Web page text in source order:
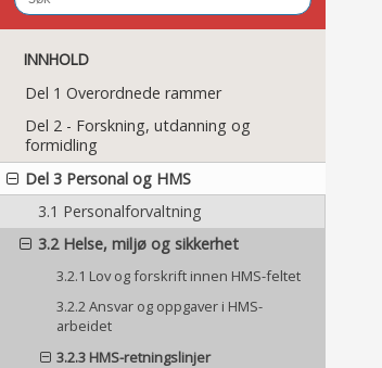
INNHOLD
Del 1 Overordnede rammer
Del 2 - Forskning, utdanning og
formidling
Del 3 Personal og HMS
3.1 Personalforvaltning
3.2 Helse, miljø og sikkerhet
3.2.1 Lov og forskrift innen HMS-feltet
3.2.2 Ansvar og oppgaver i HMS-
arbeidet
3.2.3 HMS-retningslinjer